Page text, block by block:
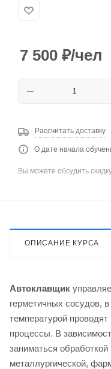
7 500 ₽/чел
Рассчитать доставку
О дате начала
Вы можете обсудить
ОПИСАНИЕ КУРСА
Автоклавщик
герметичных сосудов,
температурой
процессы. В
заниматься
металлургической,